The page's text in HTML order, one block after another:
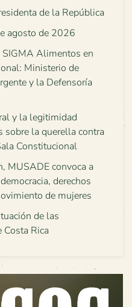
de la República
agosto de 2026
SIGMA Alimentos en
Ministerio de
y la Defensoría
y la legitimidad
la querella contra
Constitucional
MUSADE convoca a
derechos
de mujeres
de las
Rica